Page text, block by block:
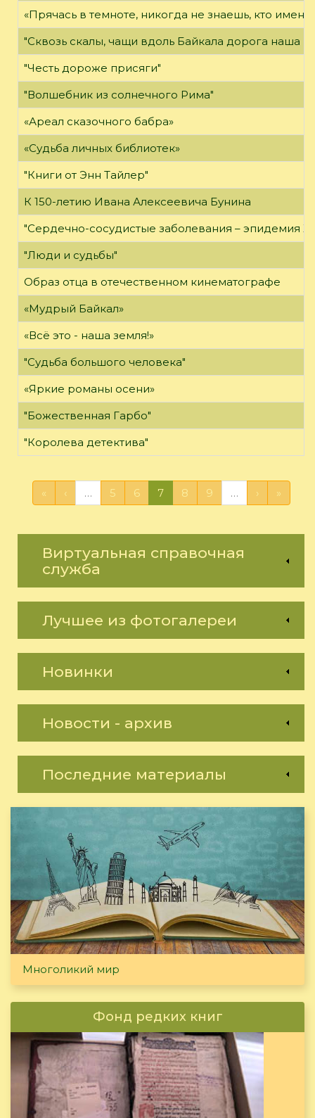
«Прячась в темноте, никогда не знаешь, кто
"Сквозь скалы, чащи вдоль Байкала дорога наша
"Честь дороже присяги"
"Волшебник из солнечного Рима"
«Ареал сказочного бабра»
«Судьба личных библиотек»
"Книги от Энн Тайлер"
К 150-летию Ивана Алексеевича Бунина
"Сердечно-сосудистые заболевания – эпидемия
"Люди и судьбы"
Образ отца в отечественном кинематографе
«Мудрый Байкал»
«Всё это - наша земля!»
"Судьба большого человека"
«Яркие романы осени»
"Божественная Гарбо"
"Королева детектива"
« ‹ … 5 6 7 8 9 … › »
Виртуальная справочная
служба
Лучшее из фотогалереи
Новинки
Новости - архив
Последние материалы
Многоликий мир
Фонд редких книг